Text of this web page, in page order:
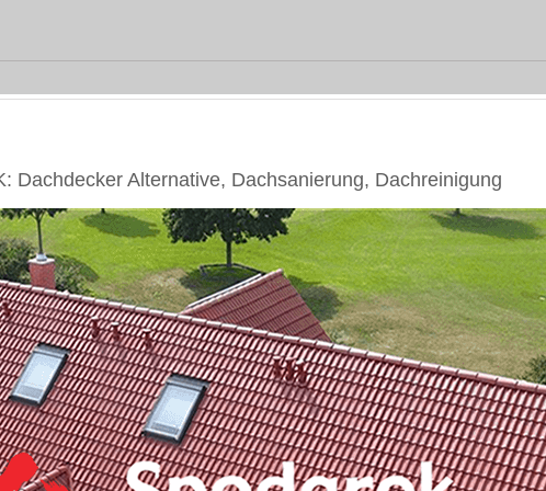
Dachdecker Alternative, Dachsanierung, Dachreinigung